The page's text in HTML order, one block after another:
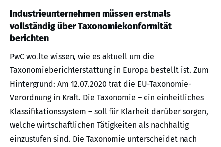
Industrieunternehmen müssen erstmals
vollständig über Taxonomiekonformität
berichten
PwC wollte wissen, wie es aktuell um die
Taxonomieberichterstattung in Europa bestellt ist. Zum
Hintergrund: Am 12.07.2020 trat die EU-Taxonomie-
Verordnung in Kraft. Die Taxonomie – ein einheitliches
Klassifikationssystem – soll für Klarheit darüber sorgen,
welche wirtschaftlichen Tätigkeiten als nachhaltig
einzustufen sind. Die Taxonomie unterscheidet nach